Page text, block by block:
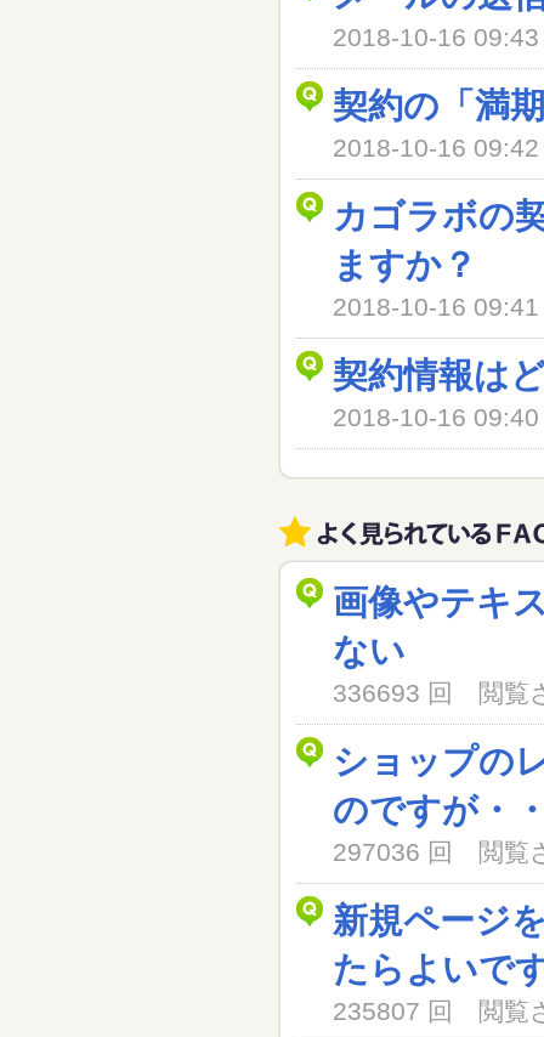
2018-10-16
契約の「満
2018-10-16
カゴラボの
ますか？
2018-10-16
契約情報は
2018-10-16
画像やテキ
ない
336693 回 閲覧
ショップの
のですが・
297036 回 閲覧
新規ページ
たらよいで
235807 回 閲覧